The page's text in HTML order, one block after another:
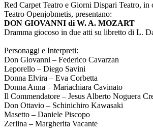
Red Carpet Teatro e Giorni Dispari Teatro, in
Teatro Openjobmetis, presentano:
DON GIOVANNI di W. A. MOZART
Dramma giocoso in due atti su libretto di L.
Personaggi e Interpreti:
Don Giovanni – Federico Cavarzan
Leporello – Diego Savini
Donna Elvira – Eva Corbetta
Donna Anna – Mariachiara Cavinato
Il Commendatore – Jesus Alberto Noguera
Don Ottavio – Schinichiro Kawasaki
Masetto – Daniele Piscopo
Zerlina – Margherita Vacante